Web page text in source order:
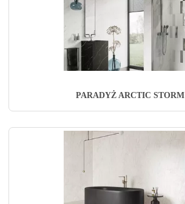
PARADYŻ ARCTIC STORM